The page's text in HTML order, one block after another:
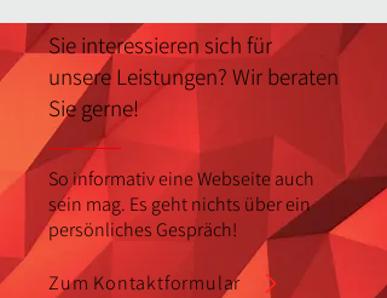
Sie interessieren sich für
unsere Leistungen? Wir beraten
Sie gerne!
So informativ eine Webseite auch
sein mag. Es geht nichts über ein
persönliches Gespräch!
Zum Kontaktformular